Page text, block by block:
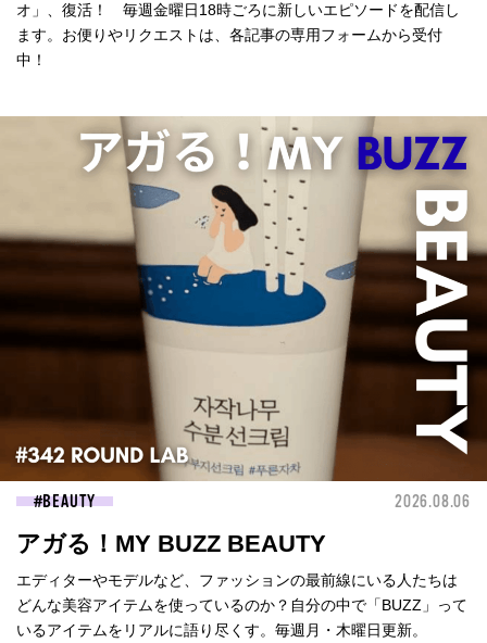
オ」、復活！ 毎週金曜日18時ごろに新しいエピソードを配信し
ます。お便りやリクエストは、各記事の専用フォームから受付
中！
BEAUTY 2026.08.06
アガる！MY BUZZ BEAUTY
エディターやモデルなど、ファッションの最前線にいる人たちは
どんな美容アイテムを使っているのか？自分の中で「BUZZ」って
いるアイテムをリアルに語り尽くす。毎週月・木曜日更新。